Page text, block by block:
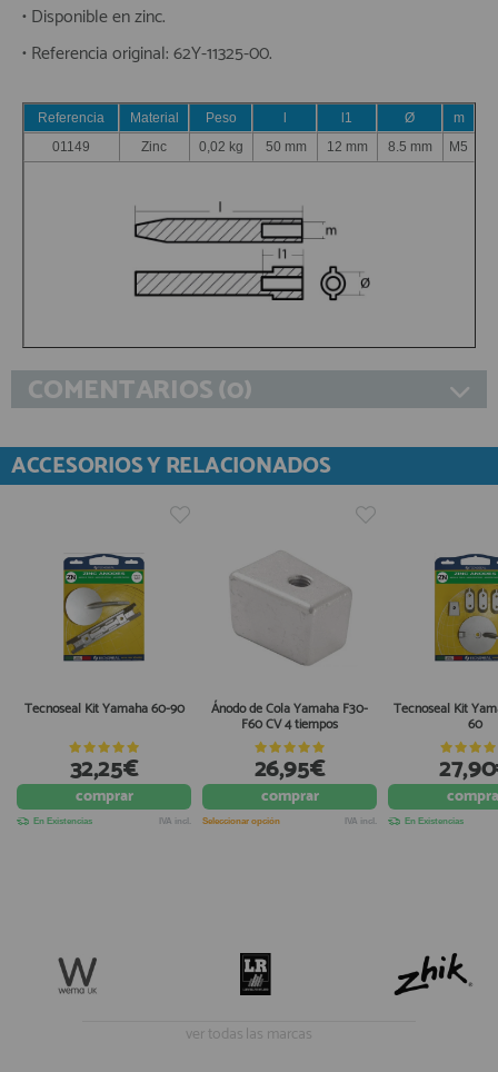
• Disponible en zinc.
• Referencia original: 62Y-11325-00.
Referencia Material Peso l1 Ø
m
01149
Zinc 0,02 kg 50 mm 12 mm 8.5 mm M5
COMENTARIOS (0)
ACCESORIOS Y RELACIONADOS
Tecnoseal Kit Yamaha 60-90
32,25€
comprar
En Existencias IVA incl.
Ánodo de Cola Yamaha F30-
F60 CV 4 tiempos
26,95€
comprar
Seleccionar opción IVA incl.
Tecnoseal Kit
60
En Existencias
ver todas las marcas